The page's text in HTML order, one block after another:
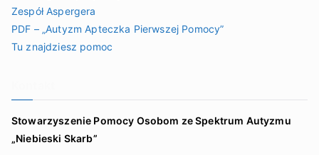
Zespół Aspergera
PDF – „Autyzm Apteczka Pierwszej Pomocy”
Tu znajdziesz pomoc
Stowarzyszenie Pomocy Osobom ze Spektrum Autyzmu
„Niebieski Skarb”